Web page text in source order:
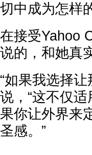
切中成为怎样
在接受Yahoo
说的，和她真
“如果我选择
说，“这不仅
果你让外界来
圣感。”